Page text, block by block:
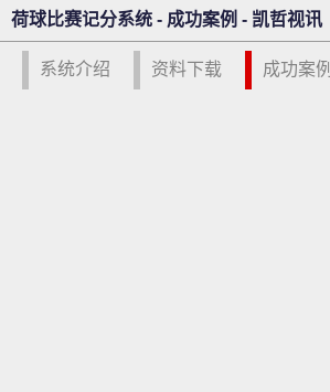
荷球比赛记分系统 - 成功案例 - 凯哲视讯
系统介绍 资料下载 成功案例